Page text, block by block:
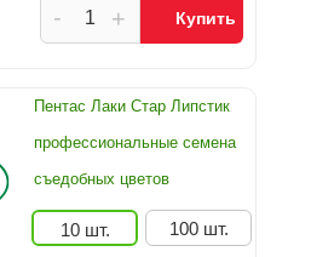
+
- Купить
Пентас Лаки Стар Липстик
профессиональные семена
съедобных цветов
10 шт. 100 шт.